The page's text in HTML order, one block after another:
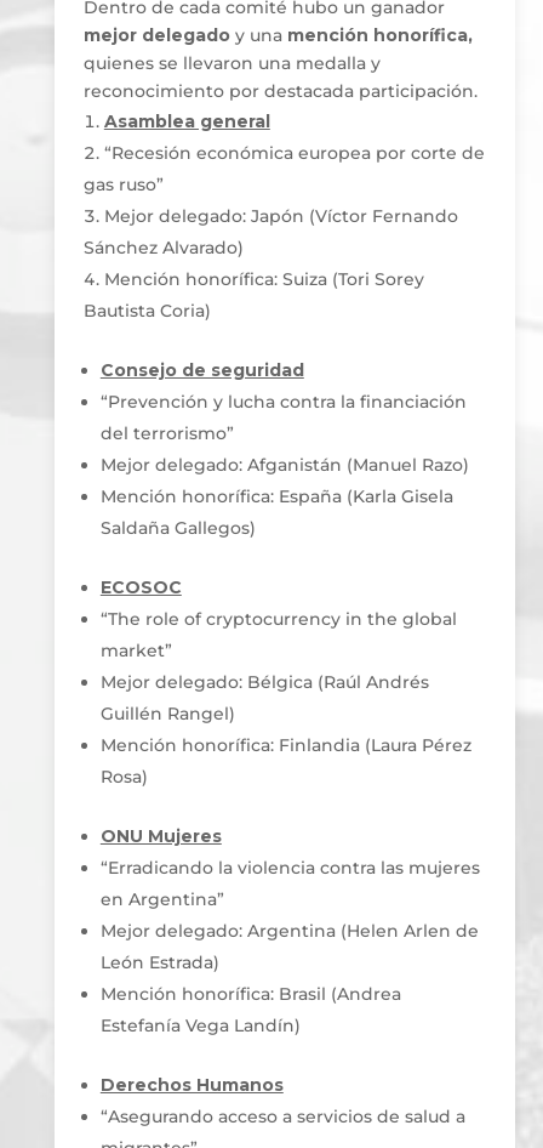
Dentro de cada comité hubo un ganador
mejor delegadoy una mención honorífica,
quienes se llevaron una medalla y
reconocimiento por destacada participación.
Asamblea general
“Recesión económica europea por corte de
gas ruso”
Mejor delegado: Japón (Víctor Fernando
Sánchez Alvarado)
Mención honorífica: Suiza (Tori Sorey
Bautista Coria)
Consejo de seguridad
“Prevención y lucha contra la financiación
del terrorismo”
Mejor delegado: Afganistán (Manuel Razo)
Mención honorífica: España (Karla Gisela
Saldaña Gallegos)
ECOSOC
“The role of cryptocurrency in the global
market”
Mejor delegado: Bélgica (Raúl Andrés
Guillén Rangel)
Mención honorífica: Finlandia (Laura Pérez
Rosa)
ONU Mujeres
“Erradicando la violencia contra las mujeres
en Argentina”
Mejor delegado: Argentina (Helen Arlen de
León Estrada)
Mención honorífica: Brasil (Andrea
Estefanía Vega Landín)
Derechos Humanos
“Asegurando acceso a servicios de salud a